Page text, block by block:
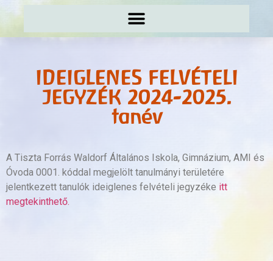
IDEIGLENES FELVÉTELI
JEGYZÉK 2024-2025.
tanév
A Tiszta Forrás Waldorf Általános Iskola, Gimnázium, AMI és
Óvoda 0001. kóddal megjelölt tanulmányi területére
jelentkezett tanulók ideiglenes felvételi jegyzéke itt
megtekinthető.